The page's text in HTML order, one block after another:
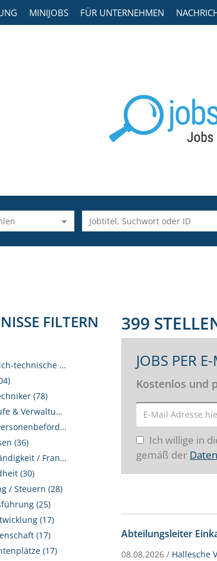
MINIJOBS FÜR UNTERNEHMEN
FILTERN
Handwerk / gewerblich-technische Berufe (116)
(78)
Kaufmännische Berufe & Verwaltung (54)
Berufskraftfahrer / Personenbeförderung (Land, Wasser, Luft) (47)
(36)
Freiberufler / Selbständigkeit / Franchise (31)
(30)
/ Steuern (28)
(25)
(17)
(17)
(17)
399
JOBS PER
Kostenlos und
Ich willige in
gemäß der
Abteilungsleiter
08.08.2026 / Hallesche